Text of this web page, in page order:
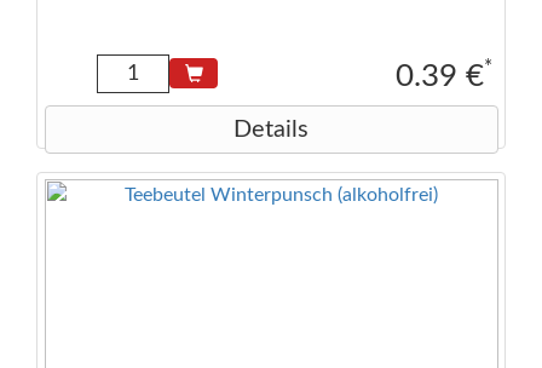
0.39 €*
Details